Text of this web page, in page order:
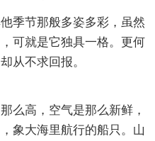
季节那般多姿多彩，虽然
可就是它独具一格。更何
从不求回报。
么高，空气是那么新鲜，
象大海里航行的船只。山